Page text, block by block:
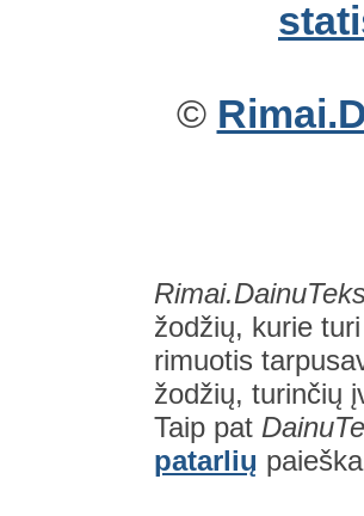
©
žodžių, kurie
rimuotis
žodžių, turinčių
Taip pat
patarlių